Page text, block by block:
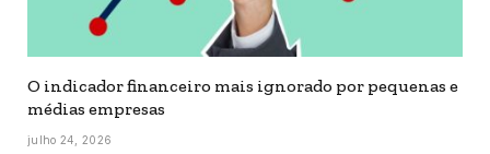
O indicador financeiro mais ignorado por pequenas e
médias empresas
julho 24, 2026